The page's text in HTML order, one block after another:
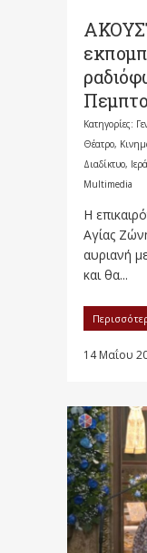
Κατηγορίες:
Θέατρο,
Διαδίκτυο,
Multimedia
Η
Αγίας
αυριανή
και θα...
14 Μαΐου